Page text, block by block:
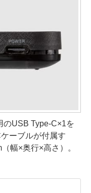
USB Type-C×1を
ーブルが付属す
幅×奥行×高さ）。